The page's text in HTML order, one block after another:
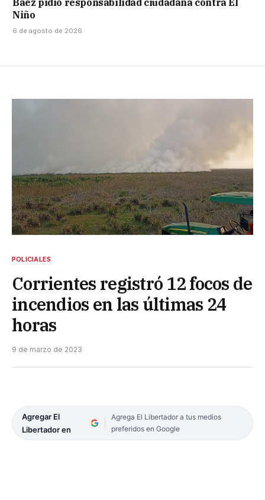
Báez pidió responsabilidad ciudadana contra El
Niño
6 de agosto de 2026
POLICIALES
Corrientes registró 12 focos de
incendios en las últimas 24
horas
9 de marzo de 2023
Agregar El
Libertador en
Agrega El Libertador a tus medios
preferidos en Google